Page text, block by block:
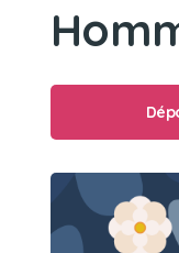
Me faire des